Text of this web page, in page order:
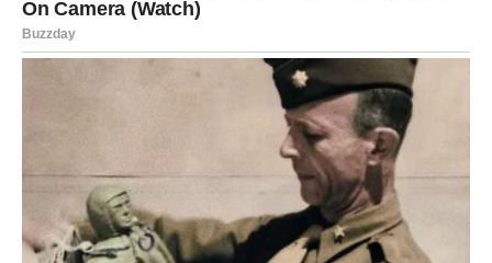
Sudbina vam vraća ono što zaslužujete
Pred vama su veoma snažni i uspješni trenuci.
Nova energija donosi vam spontane događaje i mnogo
pozitivnih emocija.